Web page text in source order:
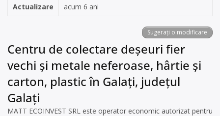
Actualizare
acum 6 ani
Sugerați o modificare
Centru de colectare deșeuri fier
vechi și metale neferoase, hârtie și
carton, plastic în Galați, județul
Galați
MATT ECOINVEST SRL este operator economic autorizat pentru